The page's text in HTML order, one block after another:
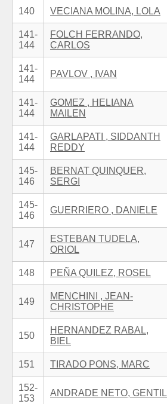
140 VECIANA MOLINA, LOLA
141-
144
FOLCH FERRANDO,
CARLOS
141-
144
PAVLOV , IVAN
141-
144
GOMEZ , HELIANA
MAILEN
141-
144
GARLAPATI , SIDDANTH
REDDY
145-
146
BERNAT QUINQUER,
SERGI
145-
146
GUERRIERO , DANIELE
147
ESTEBAN TUDELA,
ORIOL
148 PEÑA QUILEZ, ROSEL
149
MENCHINI , JEAN-
CHRISTOPHE
150
HERNANDEZ RABAL,
BIEL
151 TIRADO PONS, MARC
152-
153
ANDRADE NETO, GENTIL